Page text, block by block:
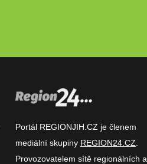
Portál REGIONJIH.CZ je členem
mediální skupiny REGION24.CZ
Provozovatelem sítě regionálních a